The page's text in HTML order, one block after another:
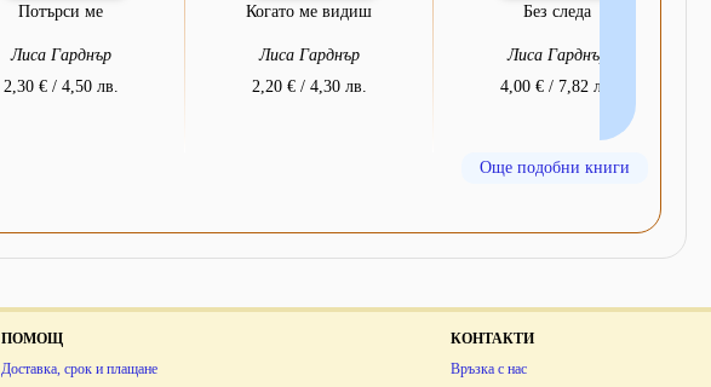
Потърси ме
Лиса Гарднър
2,30 € / 4,50 лв.
Когато ме видиш
Лиса Гарднър
2,20 € / 4,30 лв.
Без следа
Лиса Гарднър
4,00 € / 7,82 лв.
Още подобни книги
ПОМОЩ
Доставка, срок и плащане
КОНТАКТИ
Връзка с нас